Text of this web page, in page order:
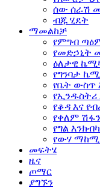
ሰው ሰራሽ
ብጁ ሂደት
ማመልከቻ
የምግብ
የመድኃኒት
ዕለታዊ
የግንባታ
የቤት ውስጥ
የኢንዱስትሪ
የቆዳ እና
የቀለም
የግል
የውሃ
መፍትሄ
ዜና
ጦማር
ያግኙን